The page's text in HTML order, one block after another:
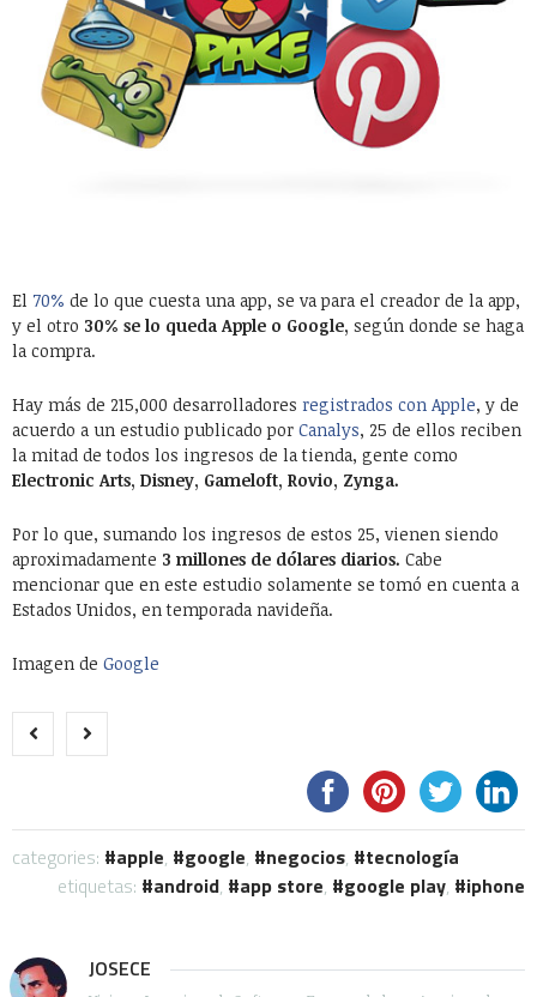
El 70% de lo que cuesta una app, se va para el creador de la app,
y el otro 30% se lo queda Apple o Google, según donde se haga
la compra.
Hay más de 215,000 desarrolladores registrados con Apple, y de
acuerdo a un estudio publicado por Canalys, 25 de ellos reciben
la mitad de todos los ingresos de la tienda, gente como
Electronic Arts, Disney, Gameloft, Rovio, Zynga.
Por lo que, sumando los ingresos de estos 25, vienen siendo
aproximadamente 3 millones de dólares diarios. Cabe
mencionar que en este estudio solamente se tomó en cuenta a
Estados Unidos, en temporada navideña.
Imagen de Google
categories: apple, google, negocios,
tecnología
etiquetas:
android, app store, google play, iphone
JOSECE